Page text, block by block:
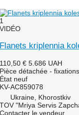
1
VIDÉO
Flanets kriplennia
110,50 € 5.686 UAH
Pièce détachée - fixations
Étatneuf
KV-AC859078
Ukraine, Khorostkiv
TOV "Mriya Servis
Contacter le vendeur